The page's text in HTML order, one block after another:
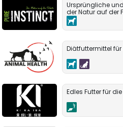
Ursprüngliche
der Natur auf der
Diätfuttermittel
Edles Futter für